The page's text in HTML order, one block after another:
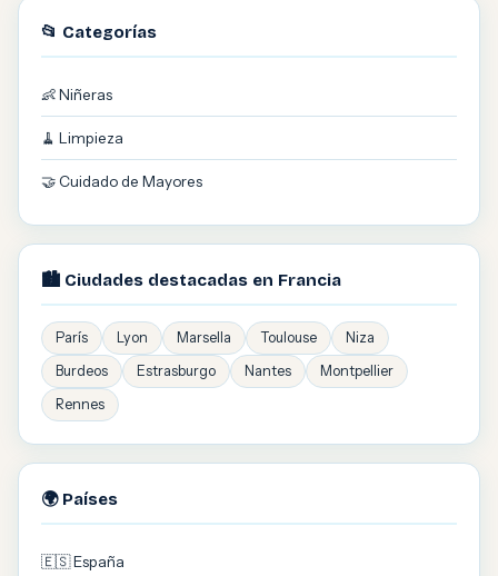
📂 Categorías
👶 Niñeras
🧹 Limpieza
🤝 Cuidado de Mayores
🏙️ Ciudades destacadas en Francia
París Lyon Marsella Toulouse
Niza
Burdeos
Estrasburgo Nantes
Montpellier
Rennes
🌍 Países
🇪🇸 España